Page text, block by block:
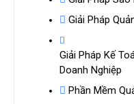
Giải Pháp
Giải Pháp Kế
Doanh Nghiệp
Phần Mềm